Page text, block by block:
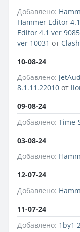
Добавлено:
Hammer Editor
Editor 4.1 ver 9085
ver 10031 от Clash
10-08-24
Добавлено:
8.1.11.22010 от
09-08-24
Добавлено: Time-
03-08-24
Добавлено:
12-07-24
Добавлено:
11-07-24
Добавлено: 1by1